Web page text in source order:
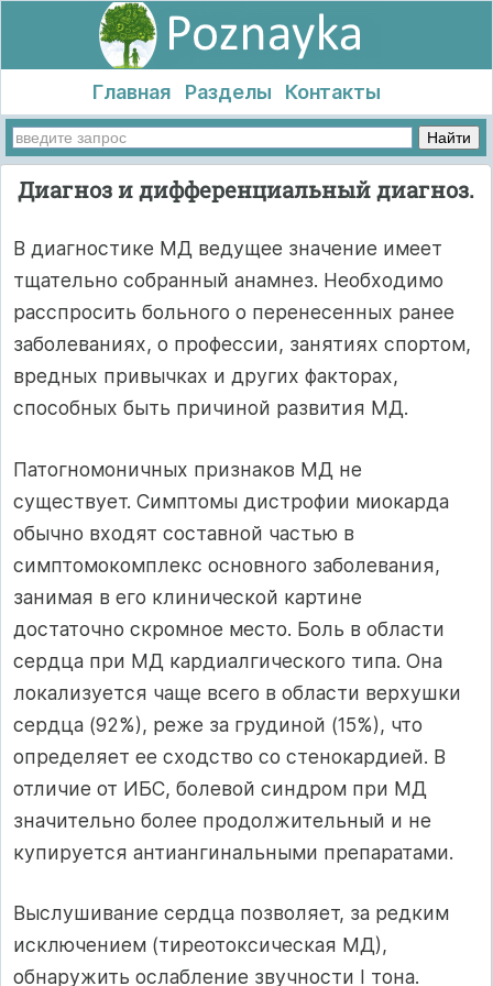
Главная Разделы Контакты
Диагноз и дифференциальный диагноз.
В диагностике МД ведущее значение имеет
тщательно собранный анамнез. Необходимо
расспросить больного о перенесенных ранее
заболеваниях, о профессии, занятиях спортом,
вредных привычках и других факторах,
способных быть причиной развития МД.
Патогномоничных признаков МД не
существует. Симптомы дистрофии миокарда
обычно входят составной частью в
симптомокомплекс основного заболевания,
занимая в его клинической картине
достаточно скромное место. Боль в области
сердца при МД кардиалгического типа. Она
локализуется чаще всего в области верхушки
сердца (92%), реже за грудиной (15%), что
определяет ее сходство со стенокардией. В
отличие от ИБС, болевой синдром при МД
значительно более продолжительный и не
купируется антиангинальными препаратами.
Выслушивание сердца позволяет, за редким
исключением (тиреотоксическая МД),
обнаружить ослабление звучности I тона.